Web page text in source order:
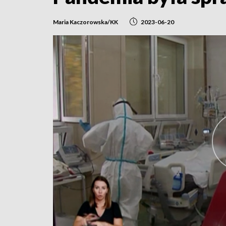
Maria Kaczorowska/KK 2023-06-20